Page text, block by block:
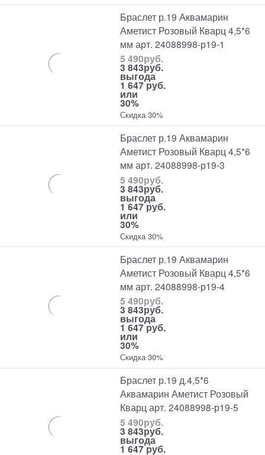
Браслет р.19 Аквамарин
Аметист Розовый Кварц 4,5*6
мм арт. 24088998-р19-1
5 490руб.
3 843руб.
выгода
1 647 руб.
или
30%
Скидка 30%
Браслет р.19 Аквамарин
Аметист Розовый Кварц 4,5*6
мм арт. 24088998-р19-3
5 490руб.
3 843руб.
выгода
1 647 руб.
или
30%
Скидка 30%
Браслет р.19 Аквамарин
Аметист Розовый Кварц 4,5*6
мм арт. 24088998-р19-4
5 490руб.
3 843руб.
выгода
1 647 руб.
или
30%
Скидка 30%
Браслет р.19 д.4,5*6
Аквамарин Аметист Розовый
Кварц арт. 24088998-р19-5
5 490руб.
3 843руб.
выгода
1 647 руб.